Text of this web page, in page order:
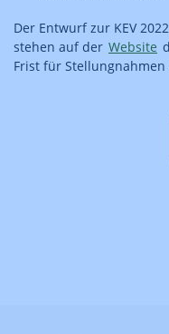
Der Entwurf zur KEV
stehen auf der Website
Frist für Stellungnahmen